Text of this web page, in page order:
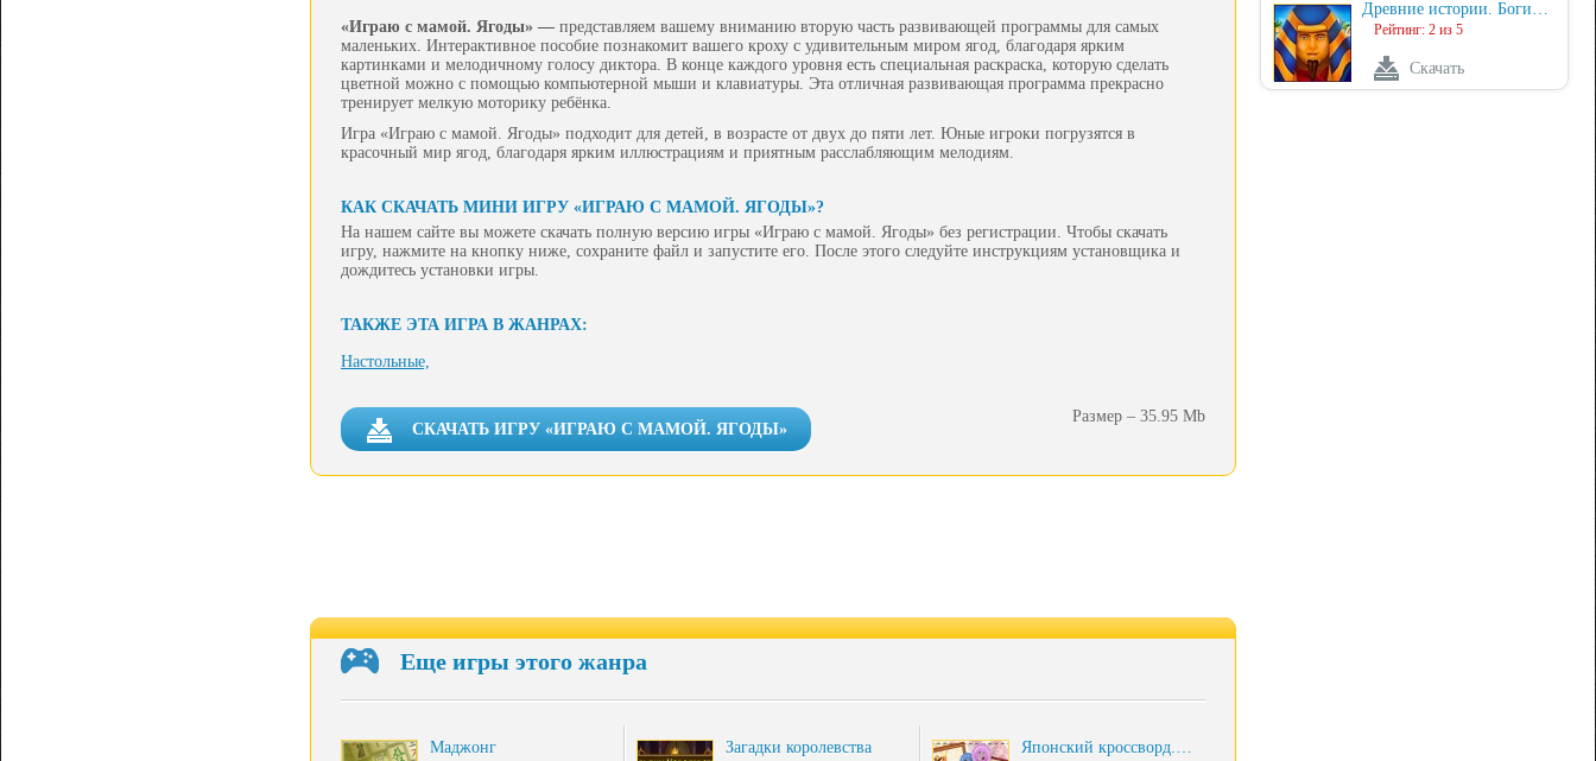
«Играю с мамой. Ягоды» — представляем вашему вниманию вторую часть развивающей программы для самых
маленьких. Интерактивное пособие познакомит вашего кроху с удивительным миром ягод, благодаря ярким
картинками и мелодичному голосу диктора. В конце каждого уровня есть специальная раскраска, которую сделать
цветной можно с помощью компьютерной мыши и клавиатуры. Эта отличная развивающая программа прекрасно
тренирует мелкую моторику ребёнка.
Игра «Играю с мамой. Ягоды» подходит для детей, в возрасте от двух до пяти лет. Юные игроки погрузятся в
красочный мир ягод, благодаря ярким иллюстрациям и приятным расслабляющим мелодиям.
КАК СКАЧАТЬ МИНИ ИГРУ «ИГРАЮ С МАМОЙ. ЯГОДЫ»?
На нашем сайте вы можете скачать полную версию игры «Играю с мамой. Ягоды» без регистрации. Чтобы скачать
игру, нажмите на кнопку ниже, сохраните файл и запустите его. После этого следуйте инструкциям установщика и
дождитесь установки игры.
ТАКЖЕ ЭТА ИГРА В ЖАНРАХ:
Настольные,
СКАЧАТЬ ИГРУ «ИГРАЮ С МАМОЙ. ЯГОДЫ»
Размер – 35.95 Mb
Еще игры этого жанра
Маджонг Загадки королевства Японский кроссворд.…
Древние истории. Боги…
Рейтинг: 2 из 5
Скачать